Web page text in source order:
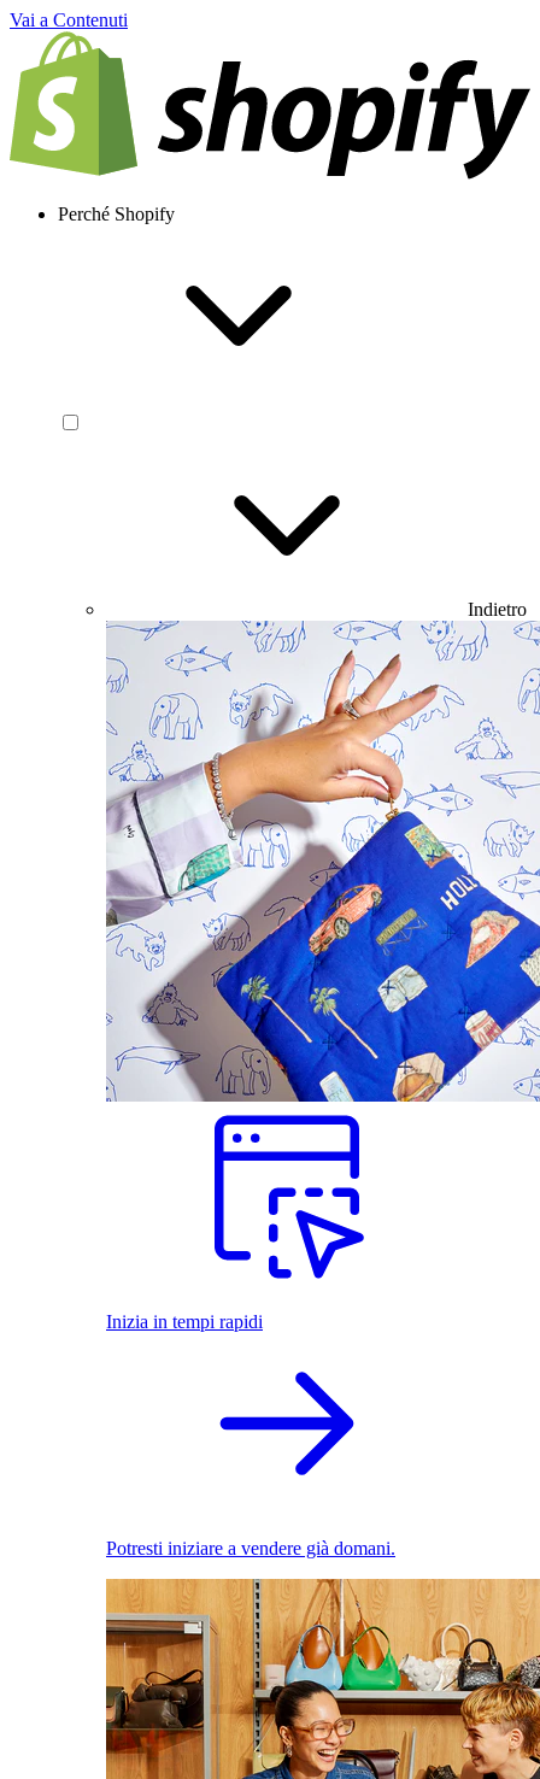
Vai a Contenuti
Perché Shopify
Indietro
Inizia in tempi rapidi
Potresti iniziare a vendere già domani.